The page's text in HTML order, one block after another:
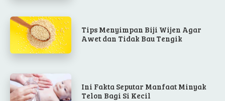
Tips Menyimpan Biji Wijen Agar
Awet dan Tidak Bau Tengik
Ini Fakta Seputar Manfaat Minyak
Telon Bagi Si Kecil